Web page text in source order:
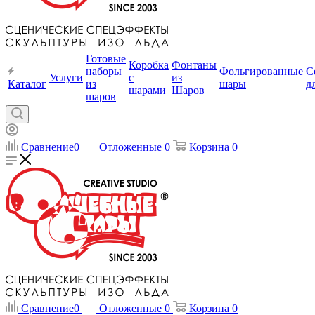
Каталог
Услуги
Готовые
наборы
из
шаров
Коробка
с
шарами
Фонтаны
из
Шаров
Фольгированные
шары
Сравнение0 Отложенные 0 Корзина 0
Сравнение0 Отложенные 0 Корзина 0